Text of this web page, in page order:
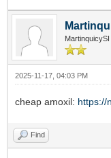
MartinquicySI
2025-11-17, 04:03 PM
cheap amoxil: https://
Find